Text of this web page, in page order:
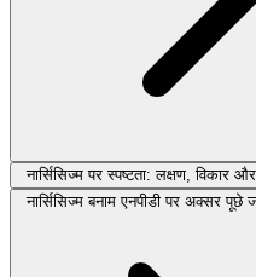
नार्सिसिज्म पर स्पष्टता: लक्षण, विकार
नार्सिसिज्म बनाम एनपीडी पर अक्सर पूछे